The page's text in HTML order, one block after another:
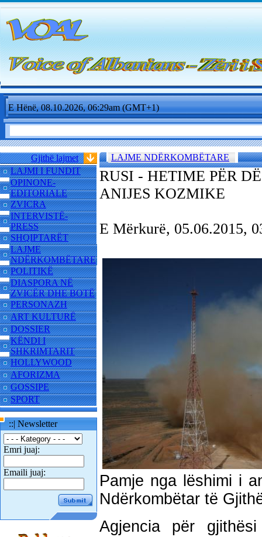
E Hënë, 08.10.2026, 06:29am (GMT+1)
Gjithë lajmet
LAJMI I FUNDIT
OPINONE-
EDITORIALE
ZVICRA
INTERVISTË-
PRESS
SHQIPTARËT
LAJME
NDËRKOMBËTARE
POLITIKË
DIASPORA NË
ZVICËR DHE BOTË
PERSONAZH
ART KULTURË
DOSSIER
KËNDI I
SHKRIMTARIT
HOLLYWOOD
AFORIZMA
GOSSIPE
SPORT
::| Newsletter
Emri juaj:
Emaili juaj:
LAJME NDËRKOMBËTARE
RUSI - HETIME PËR
ANIJES KOZMIKE
E Mërkurë, 05.06.2015,
Pamje nga lëshimi i
Ndërkombëtar të
Agjencia për